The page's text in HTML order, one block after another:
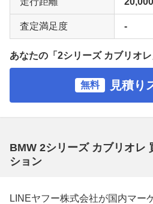
査定満足度 -
あなたの「2シリーズ カブリオ
無料 見積り
BMW 2シリーズ カブリオレ
ション
LINEヤフー株式会社が国内マー